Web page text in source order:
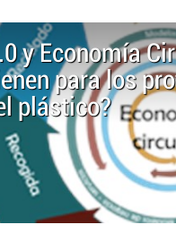
y Economía
para los
plástico?